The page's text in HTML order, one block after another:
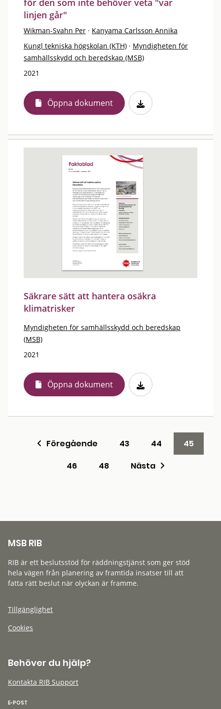
för den som inte behöver veta "var
linjen går"
Wikman-Svahn Per · Kanyama Carlsson Annika
Kungl tekniska högskolan (KTH) · Myndigheten för
samhällsskydd och beredskap (MSB)
2021
Öppna dokument
Säkrare sätt att hantera osäkra
klimatrisker
Myndigheten för samhällsskydd och beredskap
(MSB)
2021
Öppna dokument
Föregående 43 44
45
46
48 Nästa
MSB RIB
RIB är ett beslutsstöd för räddningstjänst som ger stöd
hela vägen från planering av framtida insatser till att
fatta rätt beslut när olyckan är framme.
Tillgänglighet
Cookies
Behöver du hjälp?
Kontakta RIB Support
E-POST